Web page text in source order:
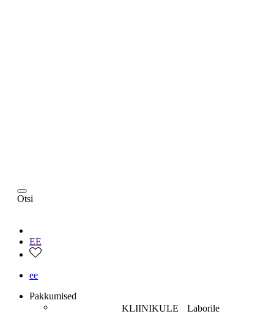
Otsi
EE
ee
Pakkumised
KLIINIKULE
Laborile